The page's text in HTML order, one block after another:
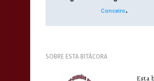
Conceiro.
SOBRE ESTA BITÁCORA